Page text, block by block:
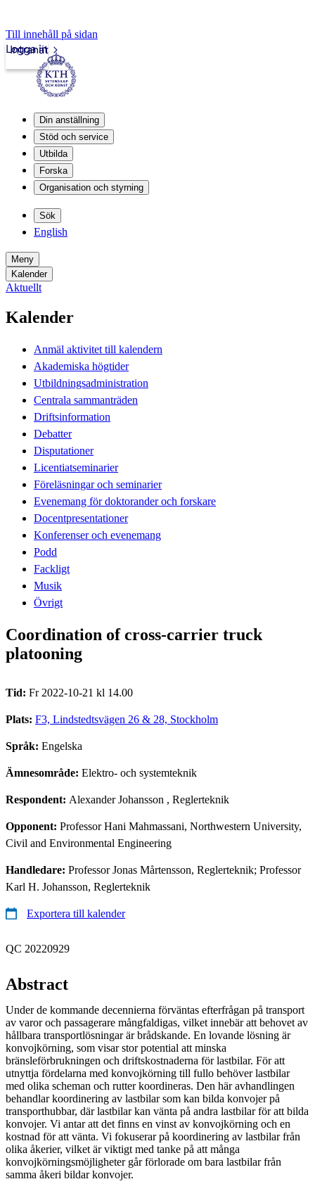
Till innehåll på sidan
Intranät
Logga in
Din anställning
Stöd och service
Utbilda
Forska
Organisation och styrning
Sök
English
Meny
Kalender
Aktuellt
Kalender
Anmäl aktivitet till kalendern
Akademiska högtider
Utbildningsadministration
Centrala sammanträden
Driftsinformation
Debatter
Disputationer
Licentiatseminarier
Föreläsningar och seminarier
Evenemang för doktorander och forskare
Docentpresentationer
Konferenser och evenemang
Podd
Fackligt
Musik
Övrigt
Coordination of cross-carrier truck
platooning
Tid: Fr 2022-10-21 kl 14.00
Plats: F3, Lindstedtsvägen 26 & 28, Stockholm
Språk: Engelska
Ämnesområde: Elektro- och systemteknik
Respondent: Alexander Johansson , Reglerteknik
Opponent: Professor Hani Mahmassani, Northwestern University,
Civil and Environmental Engineering
Handledare: Professor Jonas Mårtensson, Reglerteknik; Professor
Karl H. Johansson, Reglerteknik
Exportera till kalender
QC 20220929
Abstract
Under de kommande decennierna förväntas efterfrågan på transport
av varor och passagerare mångfaldigas, vilket innebär att behovet av
hållbara transportlösningar är brådskande. En lovande lösning är
konvojkörning, som visar stor potential att minska
bränsleförbrukningen och driftskostnaderna för lastbilar. För att
utnyttja fördelarna med konvojkörning till fullo behöver lastbilar
med olika scheman och rutter koordineras. Den här avhandlingen
behandlar koordinering av lastbilar som kan bilda konvojer på
transporthubbar, där lastbilar kan vänta på andra lastbilar för att bilda
konvojer. Vi antar att det finns en vinst av konvojkörning och en
kostnad för att vänta. Vi fokuserar på koordinering av lastbilar från
olika åkerier, vilket är viktigt med tanke på att många
konvojkörningsmöjligheter går förlorade om bara lastbilar från
samma åkeri bildar konvojer.